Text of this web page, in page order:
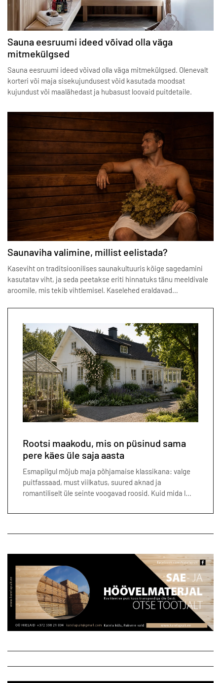
Sauna eesruumi ideed võivad olla väga
mitmekülgsed
Sauna eesruumi ideed võivad olla väga mitmekülgsed. Olenevalt
korteri või maja sisekujundusest võid kasutada moodsat
kujundust või maalähedast ja hubasust loovaid puitdetaile.
Saunaviha valimine, millist eelistada?
Kaseviht on traditsioonilises saunakultuuris kõige sagedamini
kasutatav viht, ja seda peetakse eriti hinnatuks tänu meeldivale
aroomile, mis tekib vihtlemisel. Kaselehed eraldavad…
Rootsi maakodu, mis on püsinud sama
pere käes üle saja aasta
Esmapilgul mõjub maja põhjamaise klassikana: valge
puitfassaad, must viilkatus, suured aknad ja
romantiliselt üle seinte voogavad roosid. Kuid mida l…